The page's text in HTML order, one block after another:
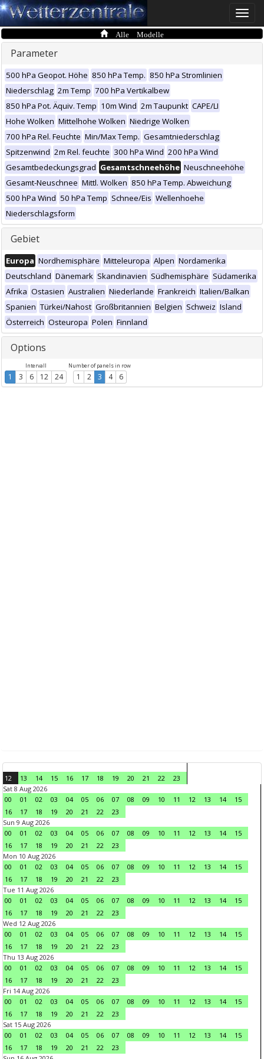
Toggle
Alle Modelle
Parameter
500 hPa Geopot. Höhe 850 hPa Temp. 850 hPa Stromlinien
Niederschlag 2m Temp 700 hPa Vertikalbew
850 hPa Pot. Äquiv. Temp 10m Wind 2m Taupunkt CAPE/LI
Hohe Wolken Mittelhohe Wolken Niedrige Wolken
700 hPa Rel. Feuchte Min/Max Temp. Gesamtniederschlag
Spitzenwind 2m Rel. feuchte 300 hPa Wind 200 hPa Wind
Gesamtbedeckungsgrad Gesamtschneehöhe Neuschneehöhe
Gesamt-Neuschnee Mittl. Wolken 850 hPa Temp. Abweichung
500 hPa Wind 50 hPa Temp Schnee/Eis Wellenhoehe
Niederschlagsform
Gebiet
Europa Nordhemisphäre Mitteleuropa Alpen Nordamerika
Deutschland Dänemark Skandinavien Südhemisphäre Südamerika
Afrika Ostasien Australien Niederlande Frankreich Italien/Balkan
Spanien Türkei/Nahost Großbritannien Belgien Schweiz Island
Österreich Osteuropa Polen Finnland
Options
Intervall
1 3 6 12 24
Number of panels in row
1 2 3 4 6
12 13 14 15 16 17 18 19 20 21 22
23
Sat 8 Aug 2026
00
01 02 03 04 05 06 07 08 09 10 11 12 13 14
15
16
17 18 19 20 21 22
23
Sun 9 Aug 2026
00
01 02 03 04 05 06 07 08 09 10 11 12 13 14
15
16
17 18 19 20 21 22
23
Mon 10 Aug 2026
00
01 02 03 04 05 06 07 08 09 10 11 12 13 14
15
16
17 18 19 20 21 22
23
Tue 11 Aug 2026
00
01 02 03 04 05 06 07 08 09 10 11 12 13 14
15
16
17 18 19 20 21 22
23
Wed 12 Aug 2026
00
01 02 03 04 05 06 07 08 09 10 11 12 13 14
15
16
17 18 19 20 21 22
23
Thu 13 Aug 2026
00
01 02 03 04 05 06 07 08 09 10 11 12 13 14
15
16
17 18 19 20 21 22
23
Fri 14 Aug 2026
00
01 02 03 04 05 06 07 08 09 10 11 12 13 14
15
16
17 18 19 20 21 22
23
Sat 15 Aug 2026
00
01 02 03 04 05 06 07 08 09 10 11 12 13 14
15
16
17 18 19 20 21 22
23